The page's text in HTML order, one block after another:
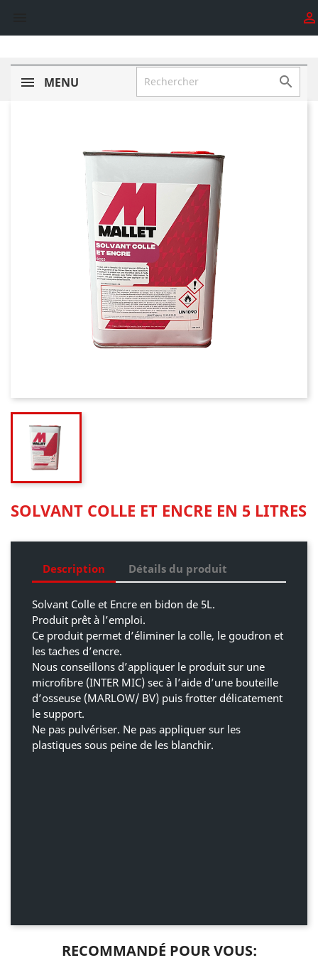

MENU 
SOLVANT COLLE ET ENCRE EN 5 LITRES
Description Détails du produit
Solvant Colle et Encre en bidon de 5L.
Produit prêt à l’emploi.
Ce produit permet d’éliminer la colle, le goudron et
les taches d’encre.
Nous conseillons d’appliquer le produit sur une
microfibre (INTER MIC) sec à l’aide d’une bouteille
d’osseuse (MARLOW/ BV) puis frotter délicatement
le support.
Ne pas pulvériser. Ne pas appliquer sur les
plastiques sous peine de les blanchir.
RECOMMANDÉ POUR VOUS: